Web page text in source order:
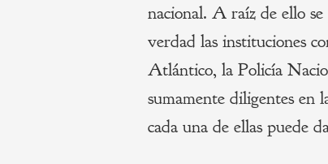
nacional. A raíz de ello
verdad las instituciones
Atlántico, la Policía
sumamente diligentes en
cada una de ellas puede